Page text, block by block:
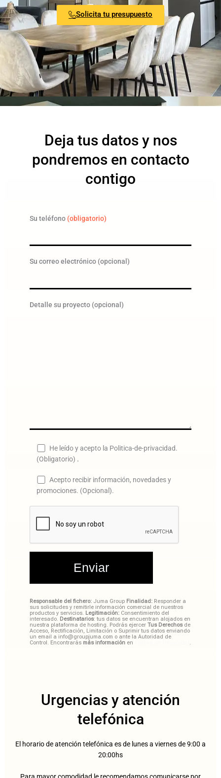
Solicita tu presupuesto
Deja tus datos y nos
pondremos en contacto
contigo
Su teléfono (obligatorio)
Su correo electrónico (opcional)
Detalle su proyecto (opcional)
He leído y acepto la Politica-de-privacidad.
(Obligatorio) .
Acepto recibir información, novedades y
promociones. (Opcional).
Responsable del fichero: Juma Group Finalidad: Responder a
sus solicitudes y remitirle información comercial de nuestros
productos y servicios. Legitimación: Consentimiento del
interesado. Destinatarios: tus datos se encuentran alojados en
nuestra plataforma de hosting. Podrás ejercer Tus Derechosde
Acceso, Rectificación, Limitación o Suprimir tus datos enviando
un email a info@groupjuma.com o ante la Autoridad de
Control. Encontrarás más información en .
Urgencias y atención
telefónica
El horario de atención telefónica es de lunes a viernes de 9:00 a
20:00hs